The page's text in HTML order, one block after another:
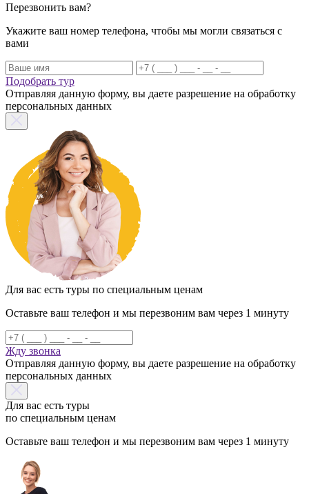
Перезвонить вам?
Укажите ваш номер телефона, чтобы мы могли связаться с
вами
Подобрать тур
Отправляя данную форму, вы даете разрешение на обработку
персональных данных
Для вас есть туры по специальным ценам
Оставьте ваш телефон и мы перезвоним вам через 1 минуту
Жду звонка
Отправляя данную форму, вы даете разрешение на обработку
персональных данных
Для вас есть туры
по специальным ценам
Оставьте ваш телефон и мы перезвоним вам через 1 минуту